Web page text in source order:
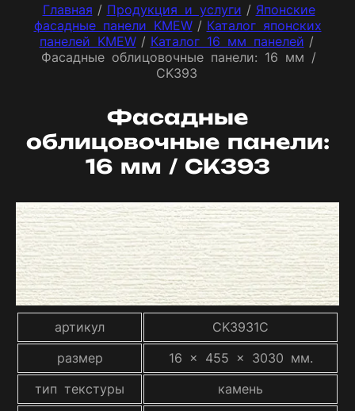
Главная / Продукция и услуги / Японские
фасадные панели KMEW / Каталог японских
панелей KMEW / Каталог 16 мм панелей /
Фасадные облицовочные панели: 16 мм /
CK393
Фасадные
облицовочные панели:
16 мм / CK393
артикул
CK3931C
размер
16 x 455 x 3030 мм.
тип текстуры
камень